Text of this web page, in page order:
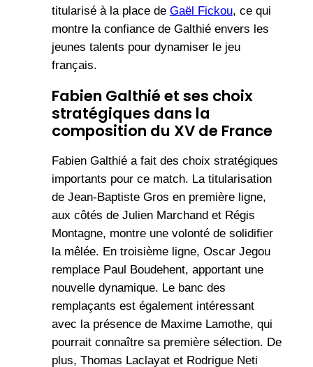
titularisé à la place de Gaël Fickou, ce qui
montre la confiance de Galthié envers les
jeunes talents pour dynamiser le jeu
français.
Fabien Galthié et ses choix
stratégiques dans la
composition du XV de France
Fabien Galthié a fait des choix stratégiques
importants pour ce match. La titularisation
de Jean-Baptiste Gros en première ligne,
aux côtés de Julien Marchand et Régis
Montagne, montre une volonté de solidifier
la mêlée. En troisième ligne, Oscar Jegou
remplace Paul Boudehent, apportant une
nouvelle dynamique. Le banc des
remplaçants est également intéressant
avec la présence de Maxime Lamothe, qui
pourrait connaître sa première sélection. De
plus, Thomas Laclayat et Rodrigue Neti